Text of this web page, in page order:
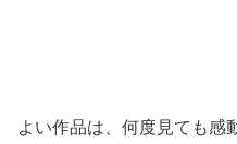
よい作品は、何度見ても感